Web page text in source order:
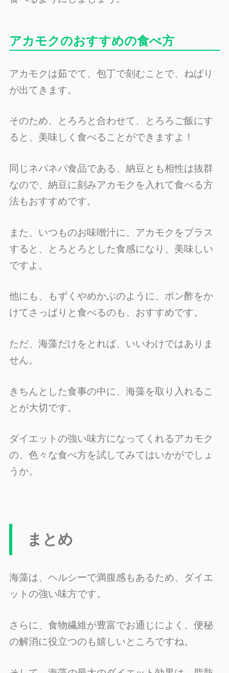
アカモクのおすすめの食べ方
アカモクは茹でて、包丁で刻むことで、ねばり
が出てきます。
そのため、とろろと合わせて、とろろご飯にす
ると、美味しく食べることができますよ！
同じネバネバ食品である、納豆とも相性は抜群
なので、納豆に刻みアカモクを入れて食べる方
法もおすすめです。
また、いつものお味噌汁に、アカモクをプラス
すると、とろとろとした食感になり、美味しい
ですよ。
他にも、もずくやめかぶのように、ポン酢をか
けてさっぱりと食べるのも、おすすめです。
ただ、海藻だけをとれば、いいわけではありま
せん。
きちんとした食事の中に、海藻を取り入れるこ
とが大切です。
ダイエットの強い味方になってくれるアカモク
の、色々な食べ方を試してみてはいかがでしょ
うか。
まとめ
海藻は、ヘルシーで満腹感もあるため、ダイエ
ットの強い味方です。
さらに、食物繊維が豊富でお通じによく、便秘
の解消に役立つのも嬉しいところですね。